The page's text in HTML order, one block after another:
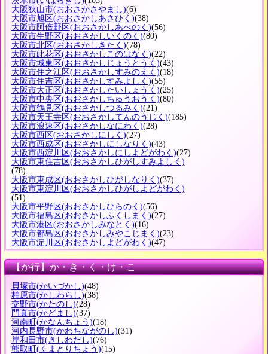
大阪狭山市(おおさかさやまし)(6)
大阪市旭区(おおさかしあさひく)(38)
大阪市阿倍野区(おおさかしあべのく)(56)
大阪市生野区(おおさかしいくのく)(80)
大阪市北区(おおさかしきたく)(78)
大阪市此花区(おおさかしこのはなく)(22)
大阪市城東区(おおさかしじょうとうく)(43)
大阪市住之江区(おおさかしすみのえく)(18)
大阪市住吉区(おおさかしすみよしく)(55)
大阪市大正区(おおさかしたいしょうく)(25)
大阪市中央区(おおさかしちゅうおうく)(80)
大阪市鶴見区(おおさかしつるみく)(21)
大阪市天王寺区(おおさかしてんのうじく)(185)
大阪市浪速区(おおさかしなにわく)(28)
大阪市西区(おおさかしにしく)(27)
大阪市西成区(おおさかしにしなりく)(43)
大阪市西淀川区(おおさかしにしよどがわく)(27)
大阪市東住吉区(おおさかしひがしすみよしく)
(78)
大阪市東成区(おおさかしひがしなりく)(37)
大阪市東淀川区(おおさかしひがしよどがわく)
(51)
大阪市平野区(おおさかしひらのく)(56)
大阪市福島区(おおさかしふくしまく)(27)
大阪市港区(おおさかしみなとく)(16)
大阪市都島区(おおさかしみやこじまく)(23)
大阪市淀川区(おおさかしよどがわく)(47)
【か行】か・き・く・け・こ
貝塚市(かいづかし)(48)
柏原市(かしわらし)(38)
交野市(かたのし)(28)
門真市(かどまし)(37)
河南町(かなんちょう)(18)
河内長野市(かわちながのし)(31)
岸和田市(きしわだし)(76)
熊取町(くまとりちょう)(15)